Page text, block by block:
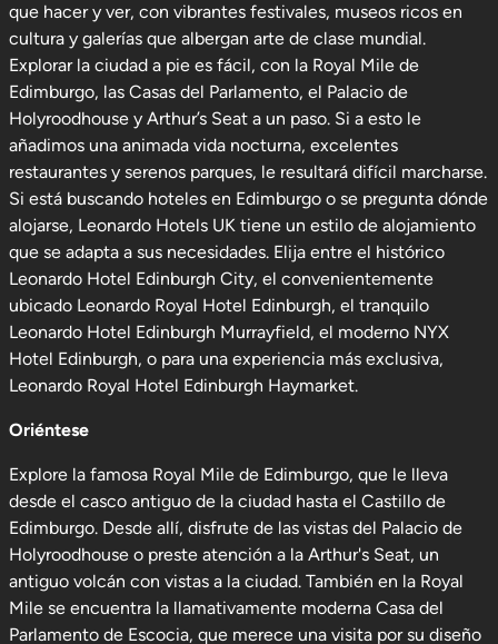
que hacer y ver, con vibrantes festivales, museos ricos en
cultura y galerías que albergan arte de clase mundial.
Explorar la ciudad a pie es fácil, con la Royal Mile de
Edimburgo, las Casas del Parlamento, el Palacio de
Holyroodhouse y Arthur’s Seat a un paso. Si a esto le
añadimos una animada vida nocturna, excelentes
restaurantes y serenos parques, le resultará difícil marcharse.
Si está buscando hoteles en Edimburgo o se pregunta dónde
alojarse, Leonardo Hotels UK tiene un estilo de alojamiento
que se adapta a sus necesidades. Elija entre el histórico
Leonardo Hotel Edinburgh City, el convenientemente
ubicado Leonardo Royal Hotel Edinburgh, el tranquilo
Leonardo Hotel Edinburgh Murrayfield, el moderno NYX
Hotel Edinburgh, o para una experiencia más exclusiva,
Leonardo Royal Hotel Edinburgh Haymarket.
Oriéntese
Explore la famosa Royal Mile de Edimburgo, que le lleva
desde el casco antiguo de la ciudad hasta el Castillo de
Edimburgo. Desde allí, disfrute de las vistas del Palacio de
Holyroodhouse o preste atención a la Arthur's Seat, un
antiguo volcán con vistas a la ciudad. También en la Royal
Mile se encuentra la llamativamente moderna Casa del
Parlamento de Escocia, que merece una visita por su diseño